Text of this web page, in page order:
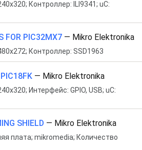
Контроллер: ILI9341; uC:
FOR PIC32MX7 — Mikro Elektronika
Контроллер: SSD1963
— Mikro Elektronika
Интерфейс: GPIO, USB; uC:
SHIELD — Mikro Elektronika
плата; mikromedia; Количество